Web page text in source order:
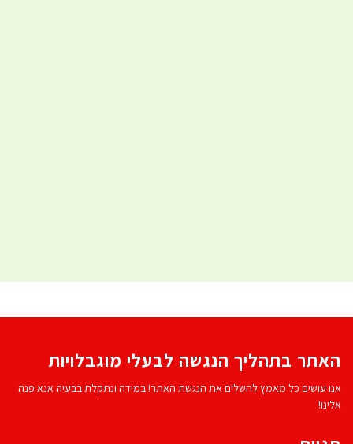
האתר בתהליך הנגשה לבעלי מוגבלויות
אנו עושים כל מאמץ להשלים את הנגשת האתר! במידה ונתקלת בבעיה אנא פנה
אלינו!